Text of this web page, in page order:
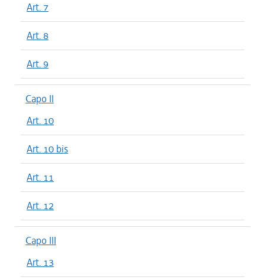
Art. 7
Art. 8
Art. 9
Capo II
Art. 10
Art. 10 bis
Art. 11
Art. 12
Capo III
Art. 13